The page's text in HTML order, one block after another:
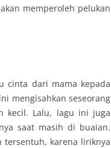
memperoleh pelukan
cinta dari mama kepada
mengisahkan seseorang
kecil. Lalu, lagu ini juga
saat masih di buaian.
karena liriknya